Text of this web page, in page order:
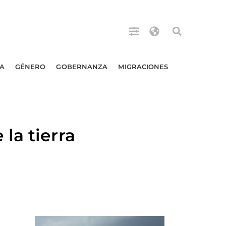
GÉNERO GOBERNANZA MIGRACIONES
la tierra